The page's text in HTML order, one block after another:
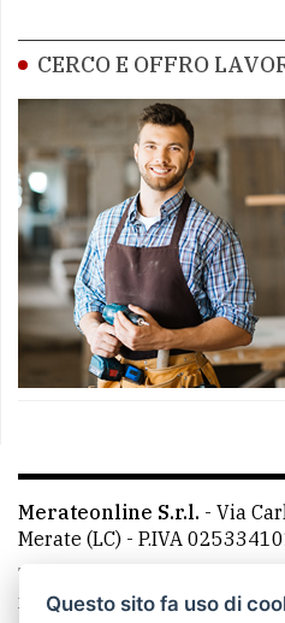
CERCO E OFFRO
Merateonline S.r.l. - Via
Merate (LC) - P.IVA
Telefono:
mail:Questo sito fa uso di